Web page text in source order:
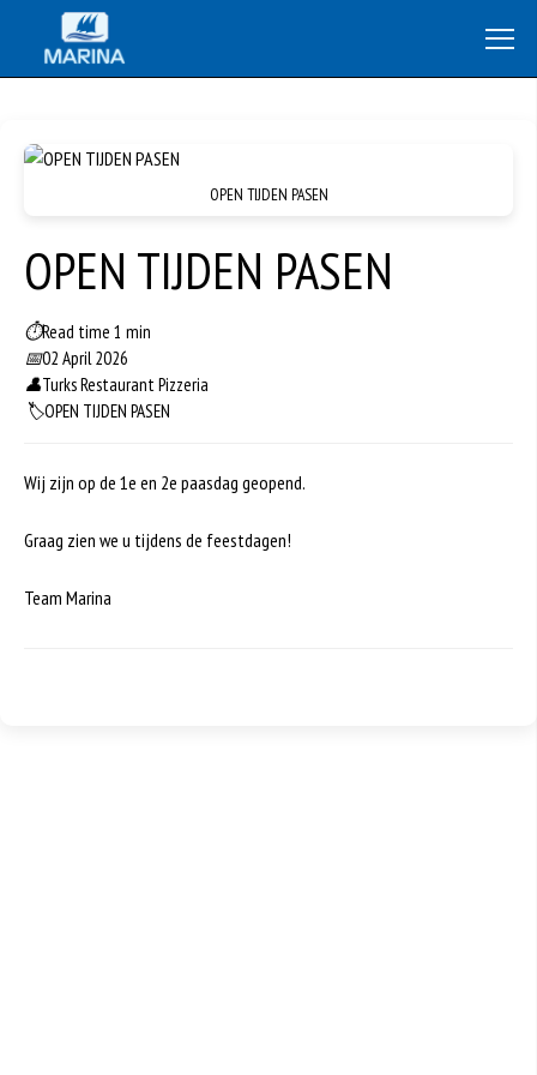
OPEN TIJDEN PASEN
OPEN TIJDEN PASEN
⏱Read time 1 min
📅02 April 2026
👤Turks Restaurant Pizzeria
🏷️OPEN TIJDEN PASEN
Wij zijn op de 1e en 2e paasdag geopend.
Graag zien we u tijdens de feestdagen!
Team Marina